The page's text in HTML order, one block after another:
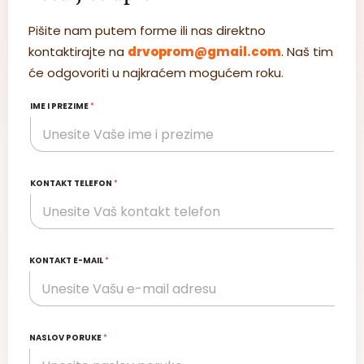
Pišite nam putem forme ili nas direktno
kontaktirajte na drvoprom@gmail.com. Naš tim
će odgovoriti u najkraćem mogućem roku.
IME I PREZIME*
KONTAKT TELEFON *
KONTAKT E-MAIL*
NASLOV PORUKE*